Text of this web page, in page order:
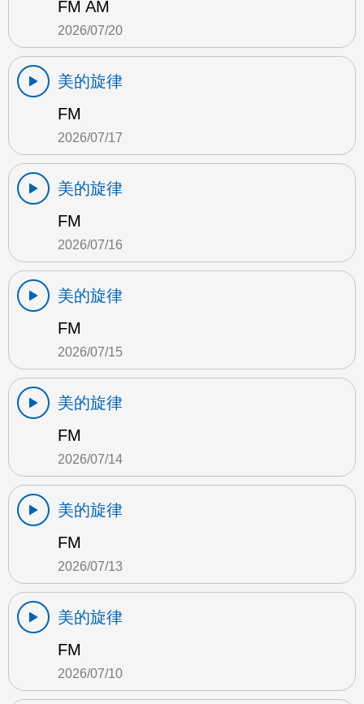
FM AM
2026/07/20
美的旋律
FM
2026/07/17
美的旋律
FM
2026/07/16
美的旋律
FM
2026/07/15
美的旋律
FM
2026/07/14
美的旋律
FM
2026/07/13
美的旋律
FM
2026/07/10